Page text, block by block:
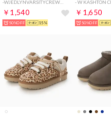
￥1,540
50%OFF 15%
￥1,650
50%OFF